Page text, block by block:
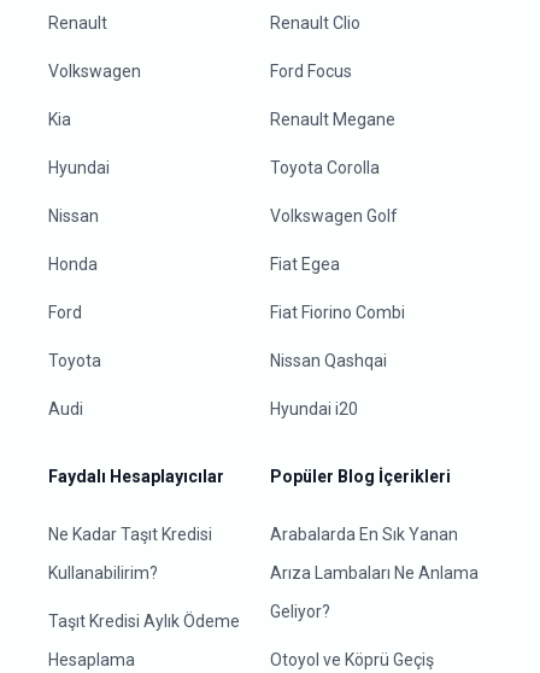
Renault
Volkswagen
Kia
Hyundai
Nissan
Honda
Ford
Toyota
Audi
Renault Clio
Ford Focus
Renault Megane
Toyota Corolla
Volkswagen Golf
Fiat Egea
Fiat Fiorino Combi
Nissan Qashqai
Hyundai i20
Faydalı Hesaplayıcılar
Ne Kadar Taşıt Kredisi
Kullanabilirim?
Taşıt Kredisi Aylık Ödeme
Hesaplama
Popüler Blog İçerikleri
Arabalarda En Sık Yanan
Arıza Lambaları Ne Anlama
Geliyor?
Otoyol ve Köprü Geçiş